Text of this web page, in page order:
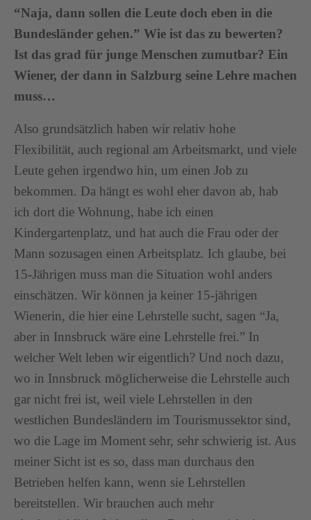
“Naja, dann sollen die Leute doch eben in die
Bundesländer gehen.” Wie ist das zu bewerten?
Ist das grad für junge Menschen zumutbar? Ein
Wiener, der dann in Salzburg seine Lehre machen
muss…
Also grundsätzlich haben wir relativ hohe
Flexibilität, auch regional am Arbeitsmarkt, und viele
Leute gehen irgendwo hin, um einen Job zu
bekommen. Da hängt es wohl eher davon ab, hab
ich dort die Wohnung, habe ich einen
Kindergartenplatz, und hat auch die Frau oder der
Mann sozusagen einen Arbeitsplatz. Ich glaube, bei
15-Jährigen muss man die Situation wohl anders
einschätzen. Wir können ja keiner 15-jährigen
Wienerin, die hier eine Lehrstelle sucht, sagen “Ja,
aber in Innsbruck wäre eine Lehrstelle frei.” In
welcher Welt leben wir eigentlich? Und noch dazu,
wo in Innsbruck möglicherweise die Lehrstelle auch
gar nicht frei ist, weil viele Lehrstellen in den
westlichen Bundesländern im Tourismussektor sind,
wo die Lage im Moment sehr, sehr schwierig ist. Aus
meiner Sicht ist es so, dass man durchaus den
Betrieben helfen kann, wenn sie Lehrstellen
bereitstellen. Wir brauchen auch mehr